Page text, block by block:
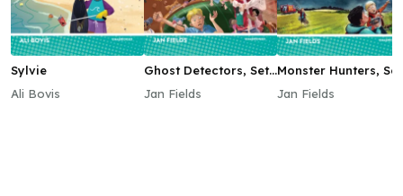
Sylvie
Ali Bovis
Ghost Detectors, Set
Jan Fields
Monster Hunters, Set
Jan Fields